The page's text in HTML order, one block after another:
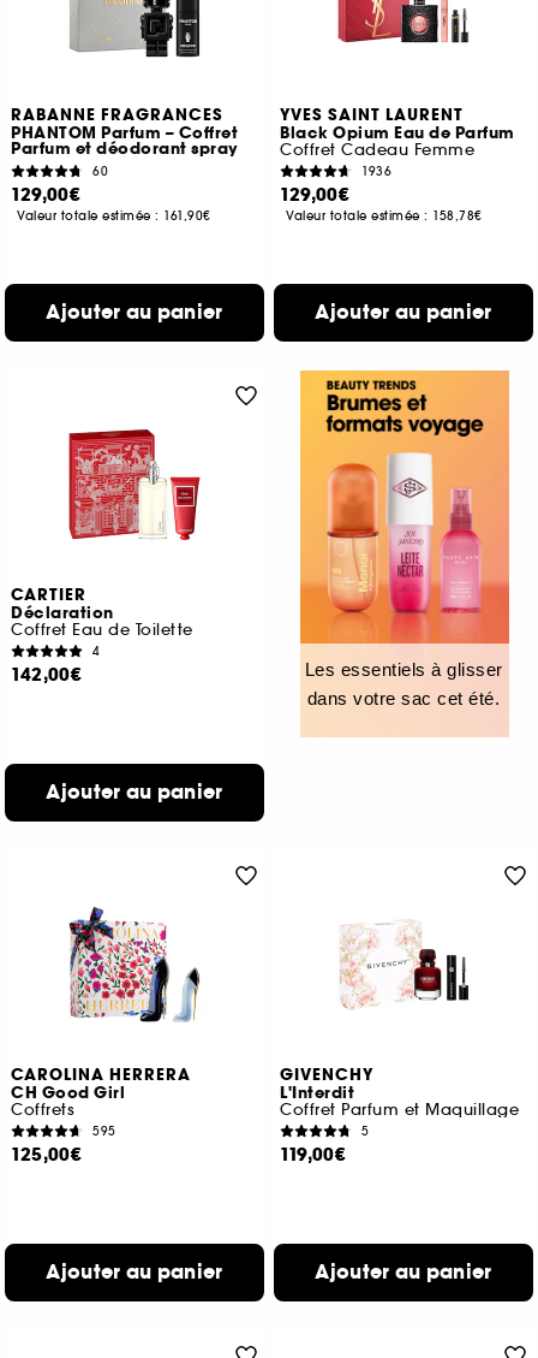
RABANNE FRAGRANCES
PHANTOM Parfum – Coffret
Parfum et déodorant spray
60
129,00€
Valeur totale estimée : 161,90€
Ajouter au panier
YVES SAINT LAURENT
Black Opium Eau de Parfum
Coffret Cadeau Femme
1936
129,00€
Valeur totale estimée : 158,78€
Ajouter au panier
CARTIER
Déclaration
Coffret Eau de Toilette
4
142,00€
Ajouter au panier
Les essentiels à glisser
dans votre sac cet été.
CAROLINA HERRERA
CH Good Girl
Coffrets
595
125,00€
Ajouter au panier
GIVENCHY
L'Interdit
Coffret Parfum et Maquillage
5
119,00€
Ajouter au panier